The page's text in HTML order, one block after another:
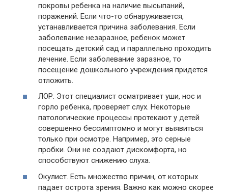
покровы ребенка на наличие высыпаний,
поражений. Если что-то обнаруживается,
устанавливается причина заболевания. Если
заболевание незаразное, ребенок может
посещать детский сад и параллельно проходить
лечение. Если заболевание заразное, то
посещение дошкольного учреждения придется
отложить.
ЛОР. Этот специалист осматривает уши, нос и
горло ребенка, проверяет слух. Некоторые
патологические процессы протекают у детей
совершенно бессимптомно и могут выявиться
только при осмотре. Например, это серные
пробки. Они не создают дискомфорта, но
способствуют снижению слуха.
Окулист. Есть множество причин, от которых
падает острота зрения. Важно как можно скорее